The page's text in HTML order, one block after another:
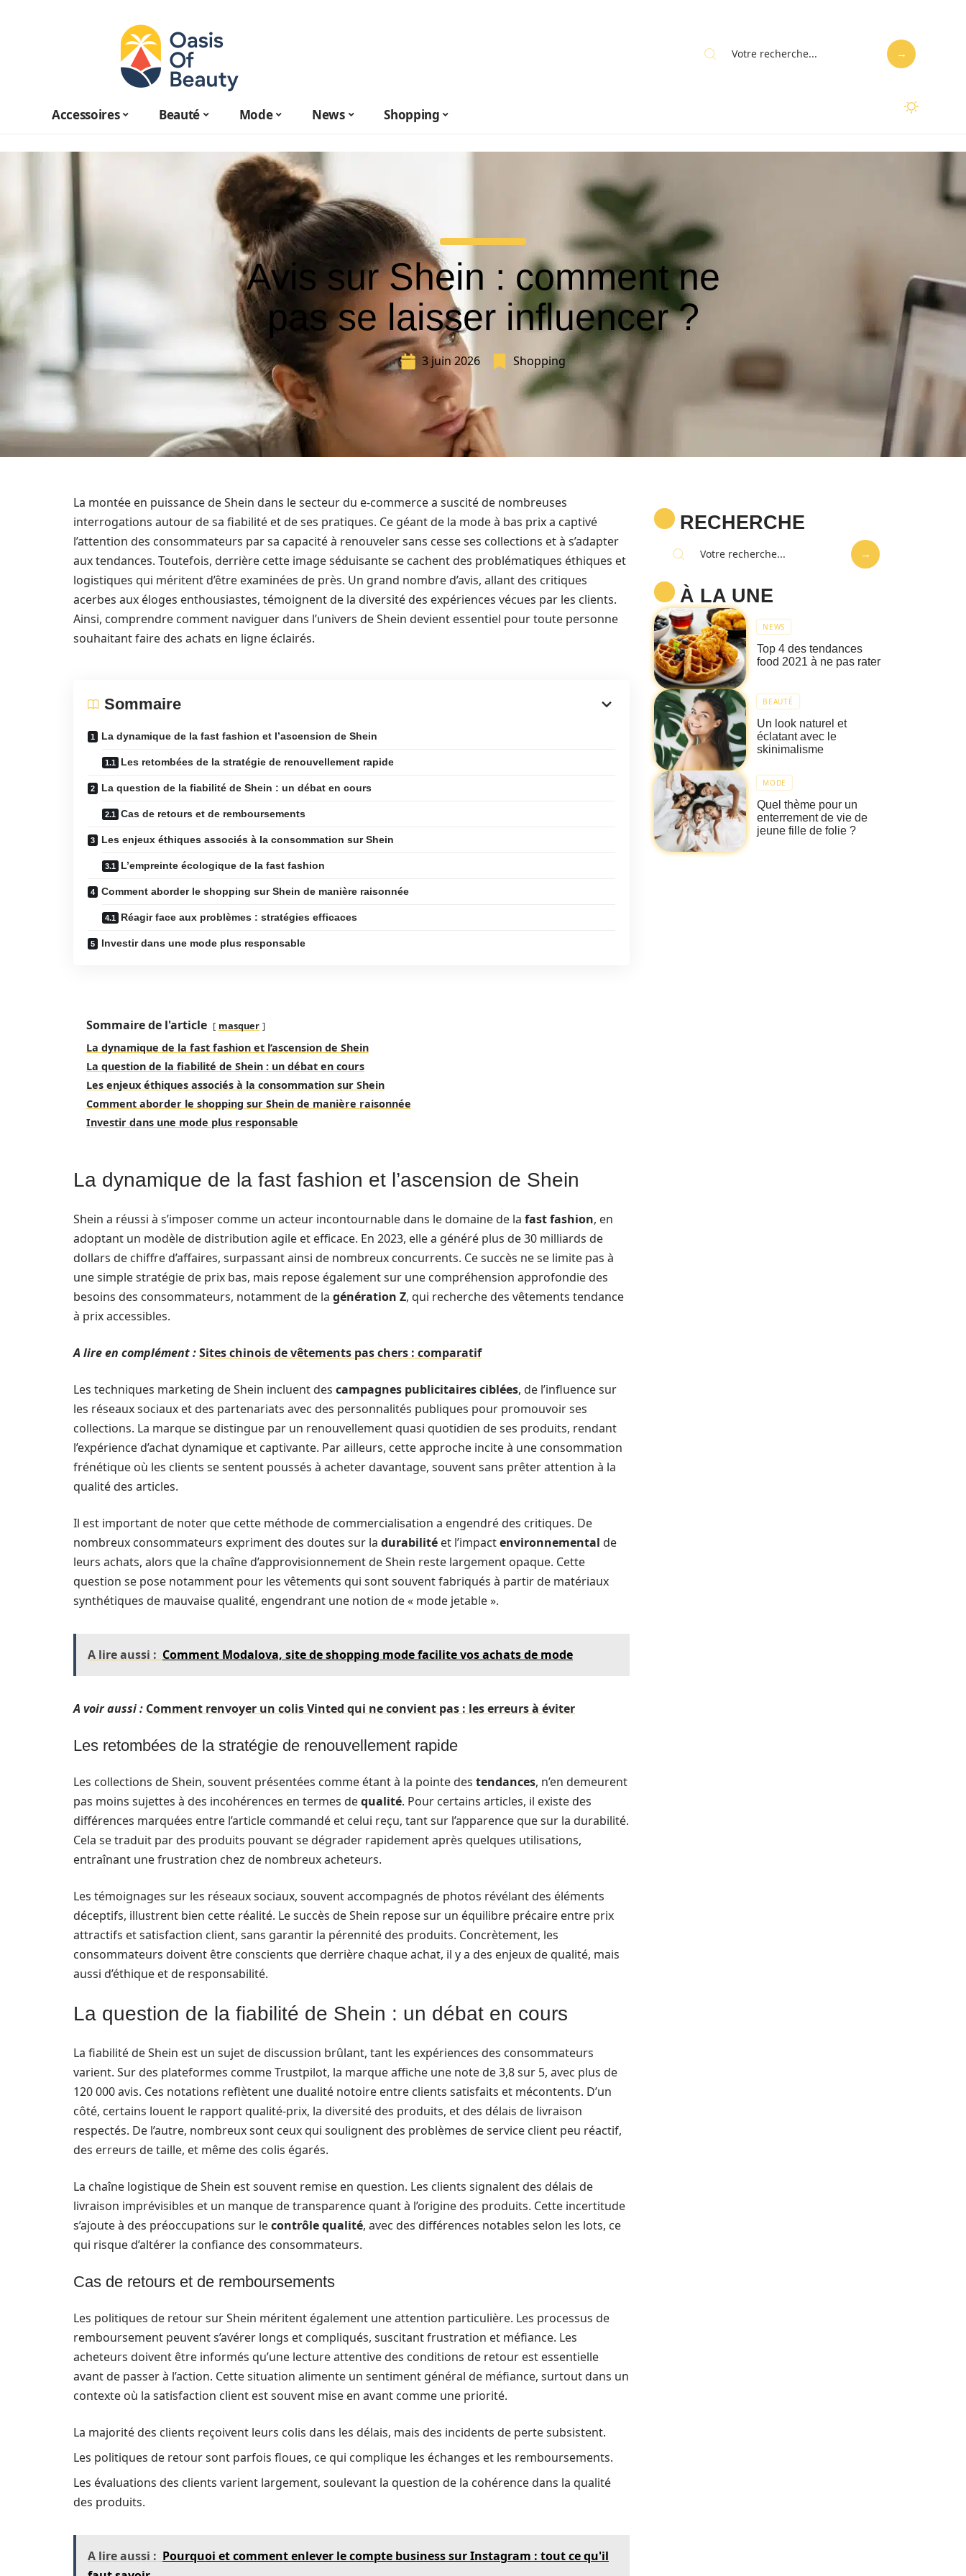
Accessoires Beauté Mode News Shopping
Avis sur Shein : comment ne
pas se laisser influencer ?
3 juin 2026 Shopping
La montée en puissance de Shein dans le secteur du e-commerce a suscité de nombreuses
interrogations autour de sa fiabilité et de ses pratiques. Ce géant de la mode à bas prix a captivé
l’attention des consommateurs par sa capacité à renouveler sans cesse ses collections et à s’adapter
aux tendances. Toutefois, derrière cette image séduisante se cachent des problématiques éthiques et
logistiques qui méritent d’être examinées de près. Un grand nombre d’avis, allant des critiques
acerbes aux éloges enthousiastes, témoignent de la diversité des expériences vécues par les clients.
Ainsi, comprendre comment naviguer dans l’univers de Shein devient essentiel pour toute personne
souhaitant faire des achats en ligne éclairés.
Sommaire
La dynamique de la fast fashion et l’ascension de Shein
Les retombées de la stratégie de renouvellement rapide
La question de la fiabilité de Shein : un débat en cours
Cas de retours et de remboursements
Les enjeux éthiques associés à la consommation sur Shein
L’empreinte écologique de la fast fashion
Comment aborder le shopping sur Shein de manière raisonnée
Réagir face aux problèmes : stratégies efficaces
Investir dans une mode plus responsable
Sommaire de l'article masquer
La dynamique de la fast fashion et l’ascension de Shein
La question de la fiabilité de Shein : un débat en cours
Les enjeux éthiques associés à la consommation sur Shein
Comment aborder le shopping sur Shein de manière raisonnée
Investir dans une mode plus responsable
La dynamique de la fast fashion et l’ascension de Shein
Shein a réussi à s’imposer comme un acteur incontournable dans le domaine de la fast fashion, en
adoptant un modèle de distribution agile et efficace. En 2023, elle a généré plus de 30 milliards de
dollars de chiffre d’affaires, surpassant ainsi de nombreux concurrents. Ce succès ne se limite pas à
une simple stratégie de prix bas, mais repose également sur une compréhension approfondie des
besoins des consommateurs, notamment de la génération Z, qui recherche des vêtements tendance
à prix accessibles.
A lire en complément :Sites chinois de vêtements pas chers : comparatif
Les techniques marketing de Shein incluent des campagnes publicitaires ciblées, de l’influence sur
les réseaux sociaux et des partenariats avec des personnalités publiques pour promouvoir ses
collections. La marque se distingue par un renouvellement quasi quotidien de ses produits, rendant
l’expérience d’achat dynamique et captivante. Par ailleurs, cette approche incite à une consommation
frénétique où les clients se sentent poussés à acheter davantage, souvent sans prêter attention à la
qualité des articles.
Il est important de noter que cette méthode de commercialisation a engendré des critiques. De
nombreux consommateurs expriment des doutes sur la durabilité et l’impactenvironnemental de
leurs achats, alors que la chaîne d’approvisionnement de Shein reste largement opaque. Cette
question se pose notamment pour les vêtements qui sont souvent fabriqués à partir de matériaux
synthétiques de mauvaise qualité, engendrant une notion de « mode jetable ».
A lire aussi : Comment Modalova, site de shopping mode facilite vos achats de mode
A voir aussi : Comment renvoyer un colis Vinted qui ne convient pas : les erreurs à éviter
Les retombées de la stratégie de renouvellement rapide
Les collections de Shein, souvent présentées comme étant à la pointe des tendances, n’en demeurent
pas moins sujettes à des incohérences en termes dequalité. Pour certains articles, il existe des
différences marquées entre l’article commandé et celui reçu, tant sur l’apparence que sur la durabilité.
Cela se traduit par des produits pouvant se dégrader rapidement après quelques utilisations,
entraînant une frustration chez de nombreux acheteurs.
Les témoignages sur les réseaux sociaux, souvent accompagnés de photos révélant des éléments
déceptifs, illustrent bien cette réalité. Le succès de Shein repose sur un équilibre précaire entre prix
attractifs et satisfaction client, sans garantir la pérennité des produits. Concrètement, les
consommateurs doivent être conscients que derrière chaque achat, il y a des enjeux de qualité, mais
aussi d’éthique et de responsabilité.
La question de la fiabilité de Shein : un débat en cours
La fiabilité de Shein est un sujet de discussion brûlant, tant les expériences des consommateurs
varient. Sur des plateformes comme Trustpilot, la marque affiche une note de 3,8 sur 5, avec plus de
120 000 avis. Ces notations reflètent une dualité notoire entre clients satisfaits et mécontents. D’un
côté, certains louent le rapport qualité-prix, la diversité des produits, et des délais de livraison
respectés. De l’autre, nombreux sont ceux qui soulignent des problèmes de service client peu réactif,
des erreurs de taille, et même des colis égarés.
La chaîne logistique de Shein est souvent remise en question. Les clients signalent des délais de
livraison imprévisibles et un manque de transparence quant à l’origine des produits. Cette incertitude
s’ajoute à des préoccupations sur lecontrôle qualité, avec des différences notables selon les lots, ce
qui risque d’altérer la confiance des consommateurs.
Cas de retours et de remboursements
Les politiques de retour sur Shein méritent également une attention particulière. Les processus de
remboursement peuvent s’avérer longs et compliqués, suscitant frustration et méfiance. Les
acheteurs doivent être informés qu’une lecture attentive des conditions de retour est essentielle
avant de passer à l’action. Cette situation alimente un sentiment général de méfiance, surtout dans un
contexte où la satisfaction client est souvent mise en avant comme une priorité.
La majorité des clients reçoivent leurs colis dans les délais, mais des incidents de perte subsistent.
Les politiques de retour sont parfois floues, ce qui complique les échanges et les remboursements.
Les évaluations des clients varient largement, soulevant la question de la cohérence dans la qualité
des produits.
A lire aussi : Pourquoi et comment enlever le compte business sur Instagram : tout ce qu'il
RECHERCHE
À LA UNE
NEWS
Top 4 des tendances
food 2021 à ne pas rater
BEAUTÉ
Un look naturel et
éclatant avec le
skinimalisme
MODE
Quel thème pour un
enterrement de vie de
jeune fille de folie ?